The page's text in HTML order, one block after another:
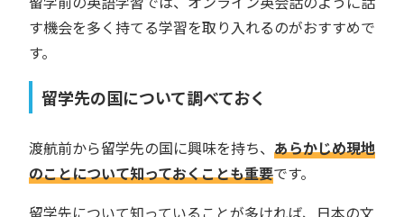
す機会を多く持てる学習を取り入れるのがおすすめで
す。
留学先の国について調べておく
渡航前から留学先の国に興味を持ち、 あらかじめ現地
のことについて知っておくことも重要です。
留学先について知っていることが多ければ、日本の文